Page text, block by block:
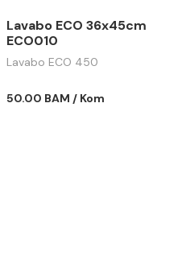
Lavabo ECO 36x45cm
ECO010
Lavabo ECO 450
50.00 BAM / Kom